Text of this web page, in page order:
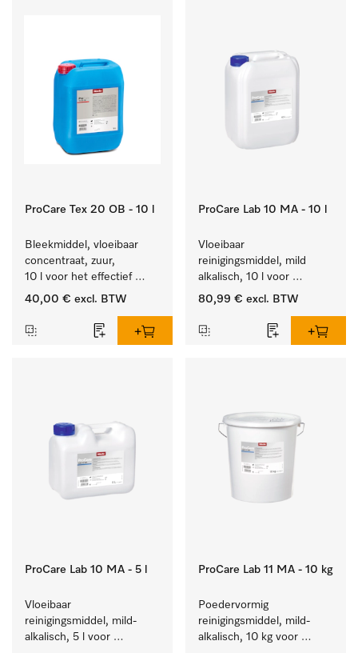
ProCare Tex 20 OB - 10 l
Bleekmiddel, vloeibaar
concentraat, zuur,
10 l voor het effectief
verwijderen van
40,00 € excl. BTW
ProCare Lab 10 MA - 10 l
Vloeibaar
reinigingsmiddel, mild
alkalisch, 10 l voor
materiaalbesparende,
laboratoriumglasw. en -
80,99 € excl. BTW
ProCare Lab 10 MA - 5 l
Vloeibaar
reinigingsmiddel, mild-
alkalisch, 5 l voor
ProCare Lab 11 MA - 10 kg
Poedervormig
reinigingsmiddel, mild-
alkalisch, 10 kg voor